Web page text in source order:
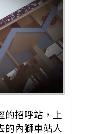
招呼站，
上
的內獅車站人